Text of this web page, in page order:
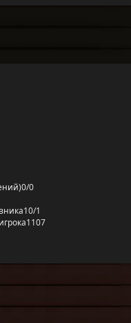
0/0
10/1
1107